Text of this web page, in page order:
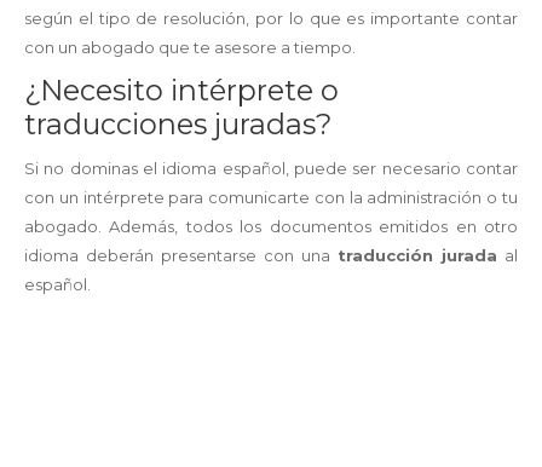
según el tipo de resolución, por lo que es importante contar
con un abogado que te asesore a tiempo.
¿Necesito intérprete o
traducciones juradas?
Si no dominas el idioma español, puede ser necesario contar
con un intérprete para comunicarte con la administración o tu
abogado. Además, todos los documentos emitidos en otro
idioma deberán presentarse con una traducción jurada al
español.